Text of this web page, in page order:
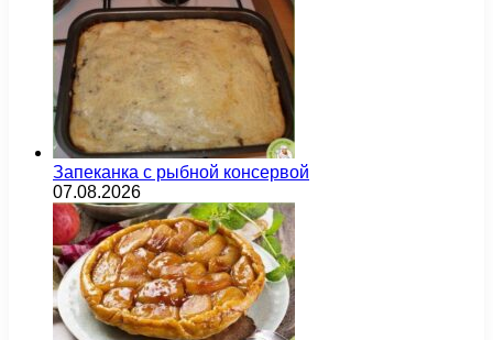
Запеканка с рыбной консервой
07.08.2026